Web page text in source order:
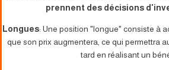
prennent des décisions
Longues: Une position "longue" consiste à
que son prix augmentera, ce qui permettra
tard en réalisant un